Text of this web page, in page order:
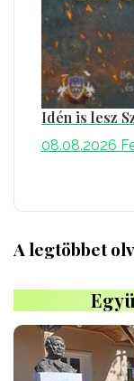
Idén is lesz
08.08.2026
A legtöbbet